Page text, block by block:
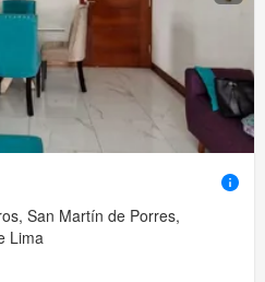
San Martín de Porres,
Lima